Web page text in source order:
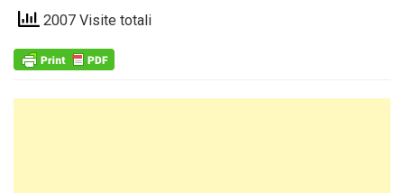
2007 Visite totali